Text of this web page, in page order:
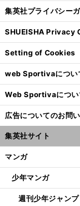
集英社プライバシー
SHUEISHA Privacy
Setting of Cookies
web Sportivaについ
Web Sportivaについ
広告についてのお問
集英社サイト
マンガ
少年マンガ
週刊少年ジャンプ